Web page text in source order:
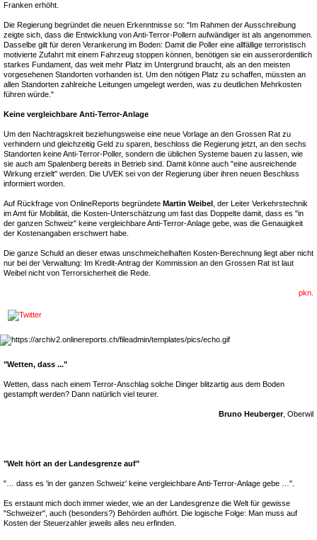
Franken erhöht.
Die Regierung begründet die neuen Erkenntnisse so: "Im Rahmen der Ausschreibung
zeigte sich, dass die Entwicklung von Anti-Terror-Pollern aufwändiger ist als angenommen.
Dasselbe gilt für deren Verankerung im Boden: Damit die Poller eine allfällige terroristisch
motivierte Zufahrt mit einem Fahrzeug stoppen können, benötigen sie ein ausserordentlich
starkes Fundament, das weit mehr Platz im Untergrund braucht, als an den meisten
vorgesehenen Standorten vorhanden ist. Um den nötigen Platz zu schaffen, müssten an
allen Standorten zahlreiche Leitungen umgelegt werden, was zu deutlichen Mehrkosten
führen würde."
Keine vergleichbare Anti-Terror-Anlage
Um den Nachtragskreit beziehungsweise eine neue Vorlage an den Grossen Rat zu
verhindern und gleichzeitig Geld zu sparen, beschloss die Regierung jetzt, an den sechs
Standorten keine Anti-Terror-Poller, sondern die üblichen Systeme bauen zu lassen, wie
sie auch am Spalenberg bereits in Betrieb sind. Damit könne auch "eine ausreichende
Wirkung erzielt" werden. Die UVEK sei von der Regierung über ihren neuen Beschluss
informiert worden.
Auf Rückfrage von OnlineReports begründete Martin Weibel , der Leiter Verkehrstechnik
im Amt für Mobilität, die Kosten-Unterschätzung um fast das Doppelte damit, dass es "in
der ganzen Schweiz" keine vergleichbare Anti-Terror-Anlage gebe, was die Genauigkeit
der Kostenangaben erschwert habe.
Die ganze Schuld an dieser etwas unschmeichelhaften Kosten-Berechnung liegt aber nicht
nur bei der Verwaltung: Im Kredit-Antrag der Kommission an den Grossen Rat ist laut
Weibel nicht von Terrorsicherheit die Rede.
pkn.
"Wetten, dass ..."
Wetten, dass nach einem Terror-Anschlag solche Dinger blitzartig aus dem Boden
gestampft werden? Dann natürlich viel teurer.
Bruno Heuberger, Oberwil
"Welt hört an der Landesgrenze auf"
"… dass es 'in der ganzen Schweiz' keine vergleichbare Anti-Terror-Anlage gebe …".
Es erstaunt mich doch immer wieder, wie an der Landesgrenze die Welt für gewisse
"Schweizer", auch (besonders?) Behörden aufhört. Die logische Folge: Man muss auf
Kosten der Steuerzahler jeweils alles neu erfinden.